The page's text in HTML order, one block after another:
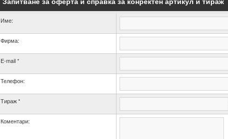
Име:
Фирма:
E-mail *
Телефон:
Тираж *
Коментари: